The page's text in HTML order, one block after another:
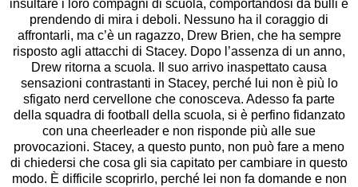
insultare i loro compagni di scuola, comportandosi da bulli e
prendendo di mira i deboli. Nessuno ha il coraggio di
affrontarli, ma c’è un ragazzo, Drew Brien, che ha sempre
risposto agli attacchi di Stacey. Dopo l’assenza di un anno,
Drew ritorna a scuola. Il suo arrivo inaspettato causa
sensazioni contrastanti in Stacey, perché lui non è più lo
sfigato nerd cervellone che conosceva. Adesso fa parte
della squadra di football della scuola, si è perfino fidanzato
con una cheerleader e non risponde più alle sue
provocazioni. Stacey, a questo punto, non può fare a meno
di chiedersi che cosa gli sia capitato per cambiare in questo
modo. È difficile scoprirlo, perché lei non fa domande e non